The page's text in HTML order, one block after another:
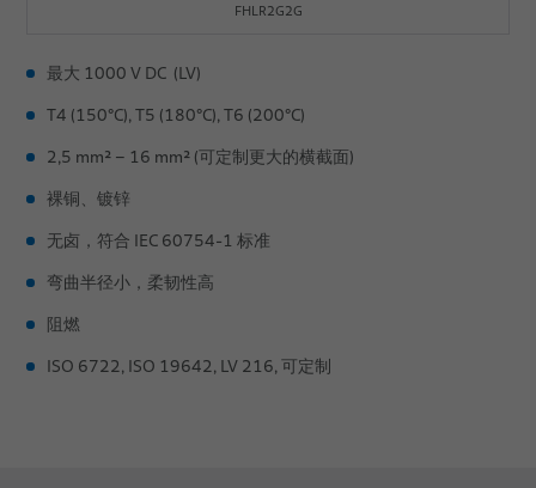
FHLR2G2G
最大 1000 V DC (LV)
T4 (150°C), T5 (180°C), T6 (200°C)
2,5 mm² – 16 mm² (可定制更大的横截面)
裸铜、镀锌
无卤，符合 IEC 60754-1 标准
弯曲半径小，柔韧性高
阻燃
ISO 6722, ISO 19642, LV 216, 可定制